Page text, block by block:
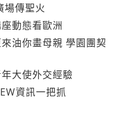
傳聖火
動態看歐洲
油你畫母親 學園團契
大使外交經驗
資訊一把抓